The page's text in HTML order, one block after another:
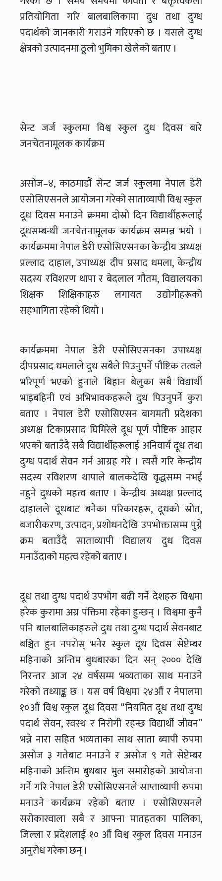
प्रतियोगिता गरि बालबालिकामा दुध तथा दुग्ध
पदार्थको जानकारी गराउने गरिएको छ । यसले दुग्ध
क्षेत्रको उत्पादनमा ठूलो भुमिका खेलेको बताए ।
सेन्ट जर्ज स्कुलमा विश्व स्कुल दुध दिवस बारे
जनचेतनामूलक कार्यक्रम
असोज–४, काठमाडौं सेन्ट जर्ज स्कुलमा नेपाल डेरी
एसोसिएसनले आयोजना गरेको साताव्यापी विश्व स्कुल
दूध दिवस मनाउने क्रममा दोस्रो दिन विद्यार्थीहरूलाई
दूधसम्बन्धी जनचेतनामूलक कार्यक्रम सम्पन्न भयो ।
कार्यक्रममा नेपाल डेरी एसोसिएसनका केन्द्रीय अध्यक्ष
प्रल्लाद दाहाल, उपाध्यक्ष दीप प्रसाद धमला, केन्द्रीय
सदस्य रविशरण थापा र बेदलाल गौतम, विद्यालयका
शिक्षक शिक्षिकाहरु लगायत उद्योगीहरूको
सहभागिता रहेको थियो ।
कार्यक्रममा नेपाल डेरी एसोसिएसनका उपाध्यक्ष
दीपप्रसाद धमलाले दुध सबैले पिउनुपर्ने पौष्टिक तत्वले
भरिपूर्ण भएको हुनाले बिहान बेलुका सबै विद्यार्थी
भाइबहिनी एवं अभिभावकहरूले दुध पिउनुपर्ने कुरा
बताए । नेपाल डेरी एसोसिएसन बागमती प्रदेशका
अध्यक्ष टिकाप्रसाद घिमिरेले दूध पूर्ण पौष्टिक आहार
भएको बताउँदै सबै विद्यार्थीहरूलाई अनिवार्य दूध तथा
दुग्ध पदार्थ सेवन गर्न आग्रह गरे । त्यसै गरि केन्द्रीय
सदस्य रविशरण थापाले बालकदेखि वृद्धसम्म नभई
नहुने दुधको महत्व बताए । केन्द्रीय अध्यक्ष प्रल्लाद
दाहालले दूधबाट बनेका परिकारहरू, दूधको स्रोत,
बजारीकरण, उत्पादन, प्रशोधनदेखि उपभोक्तासम्म पुग्ने
क्रम बताउँदै साताव्यापी विद्यालय दुध दिवस
मनाउँदाको महत्व रहेको बताए ।
दूध तथा दुग्ध पदार्थ उपभोग बढी गर्ने देशहरु विश्वमा
हरेक कुरामा अग्र पंक्तिमा रहेका हुन्छन् । विश्वमा कुनै
पनि बालबालिकाहरुले दुध तथा दुग्ध पदार्थ सेवनबाट
बञ्चित हुन नपरोस् भनेर स्कुल दूध दिवस सेप्टेम्बर
महिनाको अन्तिम बुधबारका दिन सन् २००० देखि
निरन्तर आज २४ वर्षसम्म भव्यताका साथ मनाउने
गरेको तथ्याङ्क छ । यस वर्ष विश्वमा २४औं र नेपालमा
१०औं विश्व स्कुल दूध दिवस “नियमित दूध तथा दुग्ध
पदार्थ सेवन, स्वस्थ र निरोगी रहन्छ विद्यार्थी जीवन’’
भन्ने नारा सहित भव्यताका साथ साता ब्यापी रुपमा
असोज ३ गतेबाट मनाउने र असोज ९ गते सेप्टेम्बर
महिनाको अन्तिम बुधबार मुल समारोहको आयोजना
गर्ने गरि नेपाल डेरी एसोसिएसनले साप्ताव्यापी रुपमा
मनाउने कार्यक्रम रहेको बताए । एसोसिएसनले
सरोकारवाला सबै र आफ्ना मातहतका पालिका,
जिल्ला र प्रदेशलाई १० औं विश्व स्कुल दिवस मनाउन
अनुरोध गरेका छन् ।